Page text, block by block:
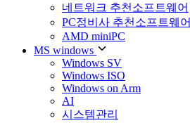
네트워크 추천소프트웨어
PC정비사 추천소프트웨어
AMD miniPC
MS windows
Windows SV
Windows ISO
Windows on Arm
AI
시스템관리